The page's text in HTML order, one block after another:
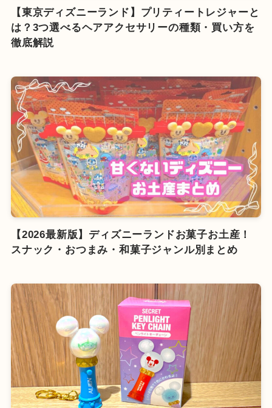
【東京ディズニーランド】プリティートレジャーと
は？3つ選べるヘアアクセサリーの種類・買い方を
徹底解説
【2026最新版】ディズニーランドお菓子お土産！
スナック・おつまみ・和菓子ジャンル別まとめ